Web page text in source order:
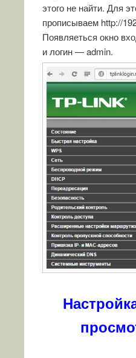
этого не найти. Для
прописываем http://
Появляеться окно
и логин — admin.